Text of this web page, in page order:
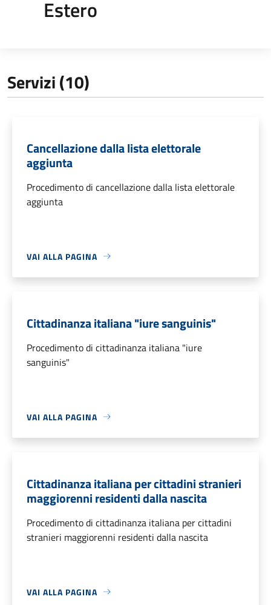
Estero
Servizi (10)
Cancellazione dalla lista elettorale
aggiunta
Procedimento di cancellazione dalla lista elettorale
aggiunta
VAI ALLA PAGINA
Cittadinanza italiana "iure sanguinis"
Procedimento di cittadinanza italiana "iure
sanguinis"
VAI ALLA PAGINA
Cittadinanza italiana per cittadini stranieri
maggiorenni residenti dalla nascita
Procedimento di cittadinanza italiana per cittadini
stranieri maggiorenni residenti dalla nascita
VAI ALLA PAGINA